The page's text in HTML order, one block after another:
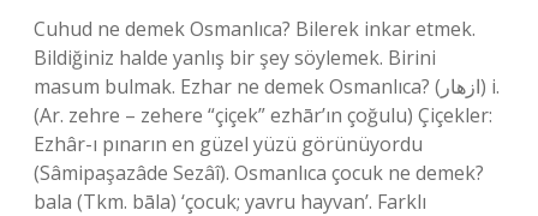
Cuhud ne demek Osmanlıca? Bilerek inkar etmek.
Bildiğiniz halde yanlış bir şey söylemek. Birini
masum bulmak. Ezhar ne demek Osmanlıca? (ﺍﺯﻫﺎﺭ) i.
(Ar. zehre – zehere “çiçek” ezhār’ın çoğulu) Çiçekler:
Ezhâr-ı pınarın en güzel yüzü görünüyordu
(Sâmipaşazâde Sezâî). Osmanlıca çocuk ne demek?
bala (Tkm. bāla) ‘çocuk; yavru hayvan’. Farklı